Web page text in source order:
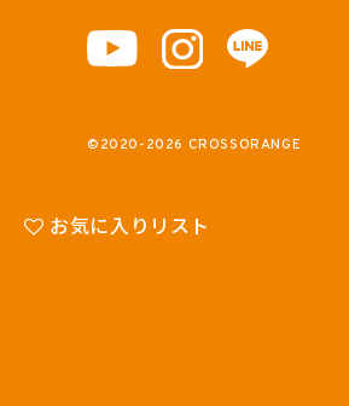
©2020-2026 CROSSORANGE
お気に入りリスト